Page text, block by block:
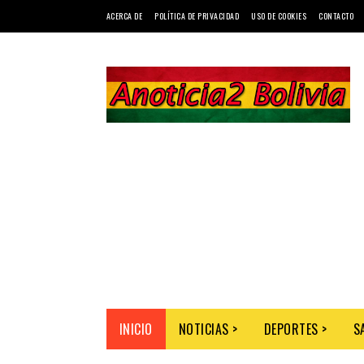
ACERCA DE POLÍTICA DE PRIVACIDAD USO DE COOKIES CONTACTO
INICIO NOTICIAS > DEPORTES >